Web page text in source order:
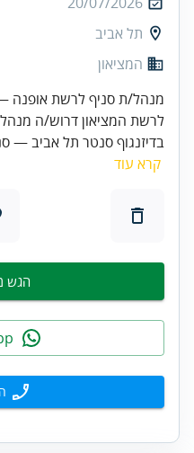
תל אביב
המציאון
מנהל/ת סניף לרשת אופנה
לרשת המציאון דרוש/ה
בדיזנגוף סנטר תל אביב —
קרא עוד
הגש